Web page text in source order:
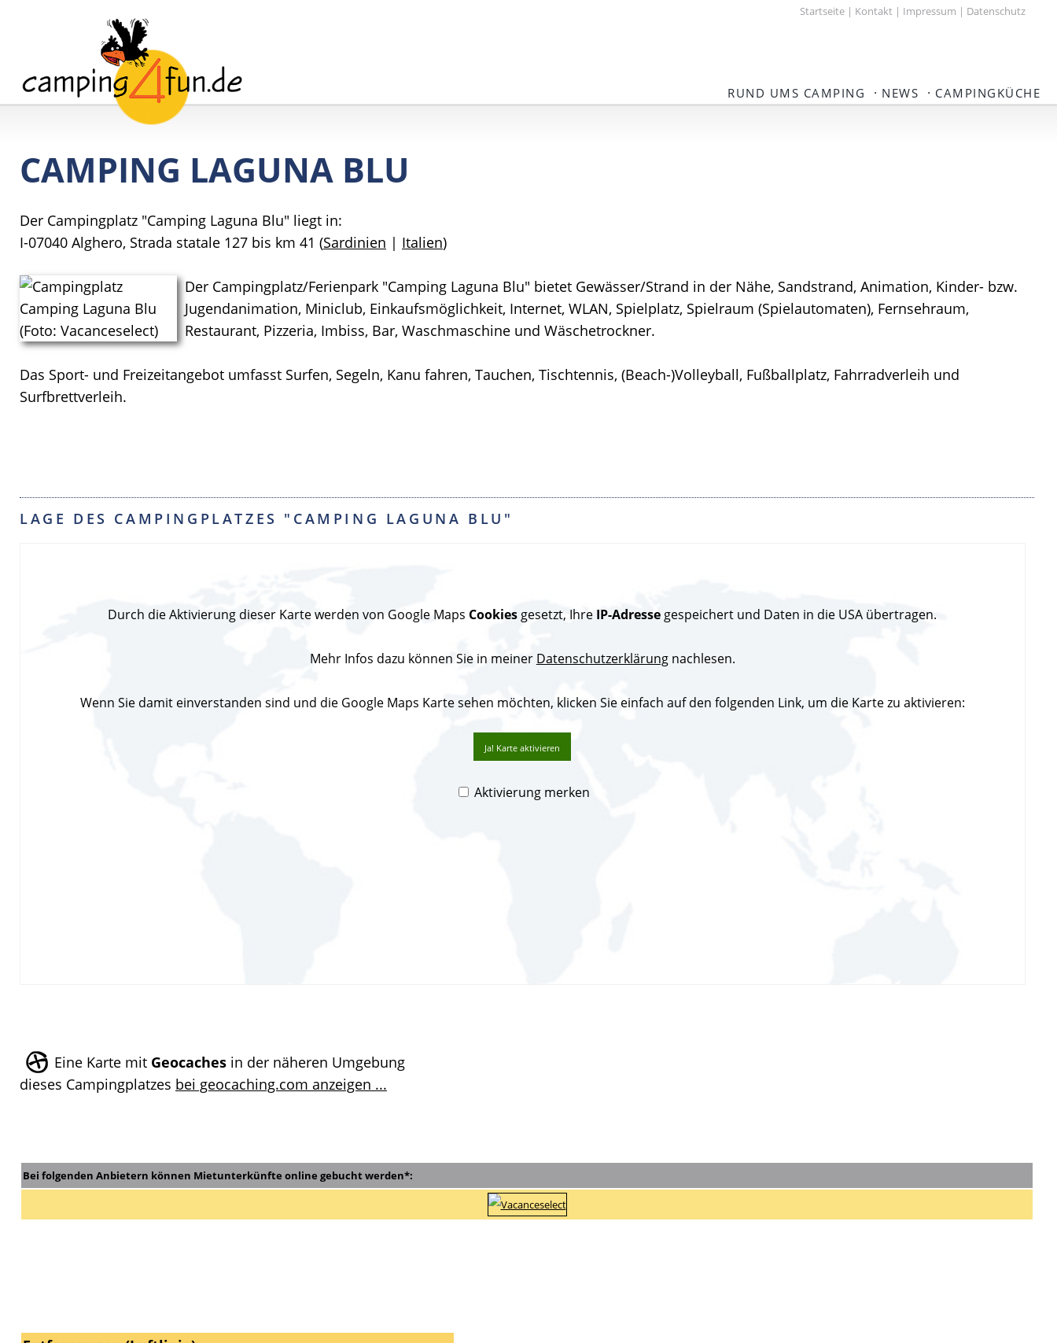
Startseite | Kontakt | Impressum | Datenschutz
CAMPINGKÜCHE
NEWS ·
RUND UMS CAMPING ·
CAMPING LAGUNA BLU
Der Campingplatz "Camping Laguna Blu" liegt in:
I-07040 Alghero, Strada statale 127 bis km 41 (Sardinien | Italien)
Der Campingplatz/Ferienpark "Camping Laguna Blu" bietet Gewässer/Strand in der Nähe, Sandstrand, Animation, Kinder- bzw.
Jugendanimation, Miniclub, Einkaufsmöglichkeit, Internet, WLAN, Spielplatz, Spielraum (Spielautomaten), Fernsehraum,
Restaurant, Pizzeria, Imbiss, Bar, Waschmaschine und Wäschetrockner.
Das Sport- und Freizeitangebot umfasst Surfen, Segeln, Kanu fahren, Tauchen, Tischtennis, (Beach-)Volleyball, Fußballplatz, Fahrradverleih und
Surfbrettverleih.
LAGE DES CAMPINGPLATZES "CAMPING LAGUNA BLU"
Durch die Aktivierung dieser Karte werden von Google Maps Cookies gesetzt, Ihre IP-Adresse gespeichert und Daten in die USA übertragen.
Mehr Infos dazu können Sie in meiner Datenschutzerklärungnachlesen.
Wenn Sie damit einverstanden sind und die Google Maps Karte sehen möchten, klicken Sie einfach auf den folgenden Link, um die Karte zu aktivieren:
Ja! Karte aktivieren
Aktivierung merken
Eine Karte mit Geocaches in der näheren Umgebung
dieses Campingplatzes bei geocaching.com anzeigen ...
Bei folgenden Anbietern können Mietunterkünfte online gebucht werden*: